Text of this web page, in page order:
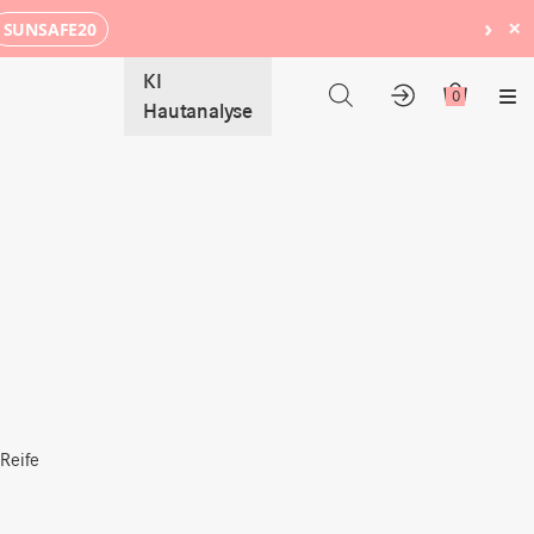
SUNSAFE20 ×
›
KI
Hautanalyse
0